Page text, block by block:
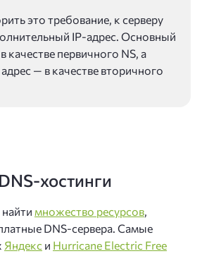
это требование, к серверу
IP-адрес. Основный
качестве первичного NS, а
— в качестве вторичного
хостинги
множество ресурсов,
DNS-сервера. Самые
Яндекс и Hurricane Electric Free